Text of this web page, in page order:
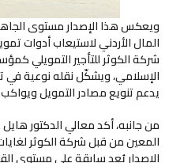
ويعكس هذا الإصدار مستوى
المال الأردني لاستيعاب أدوات
شركة الكوثر للتأجير التمويلي
الإسلامي، ويشكّل نقله نوعية في
يدعم تنويع مصادر التمويل
من جانبه، أكد معالي الدكتور
المعين من قبل شركة الكوثر
الإصدار يُعد سابقة على مستوى